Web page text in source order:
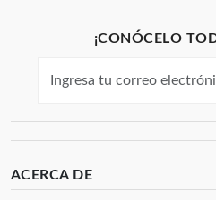
¡CONÓCELO
ACERCA DE